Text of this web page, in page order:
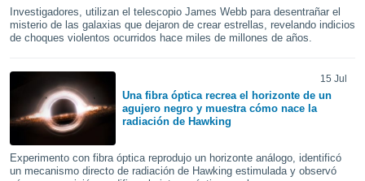
se
para
o
aunque
no
Puedes
acceder a
Investigadores, utilizan el telescopio James Webb para desentrañar el
misterio de las galaxias que dejaron de crear estrellas, revelando indicios
de choques violentos ocurridos hace miles de millones de años.
15 Jul
Una fibra óptica recrea el horizonte de un
agujero negro y muestra cómo nace la
radiación de Hawking
Experimento con fibra óptica reprodujo un horizonte análogo, identificó
un mecanismo directo de radiación de Hawking estimulada y observó